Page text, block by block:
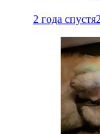
2 года спустя